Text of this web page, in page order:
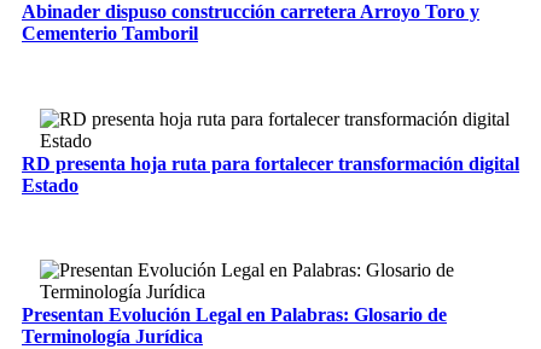
Abinader dispuso construcción carretera Arroyo Toro y
Cementerio Tamboril
RD presenta hoja ruta para fortalecer transformación digital
Estado
Presentan Evolución Legal en Palabras: Glosario de
Terminología Jurídica